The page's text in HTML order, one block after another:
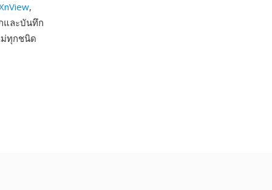
,
และบันทึก
ม่ทุกชนิด